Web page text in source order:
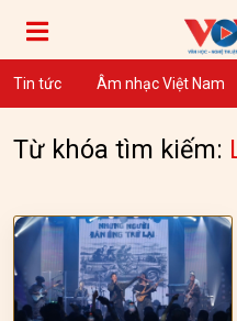
Tin tức Âm nhạc Việt Nam
Từ khóa tìm kiếm: